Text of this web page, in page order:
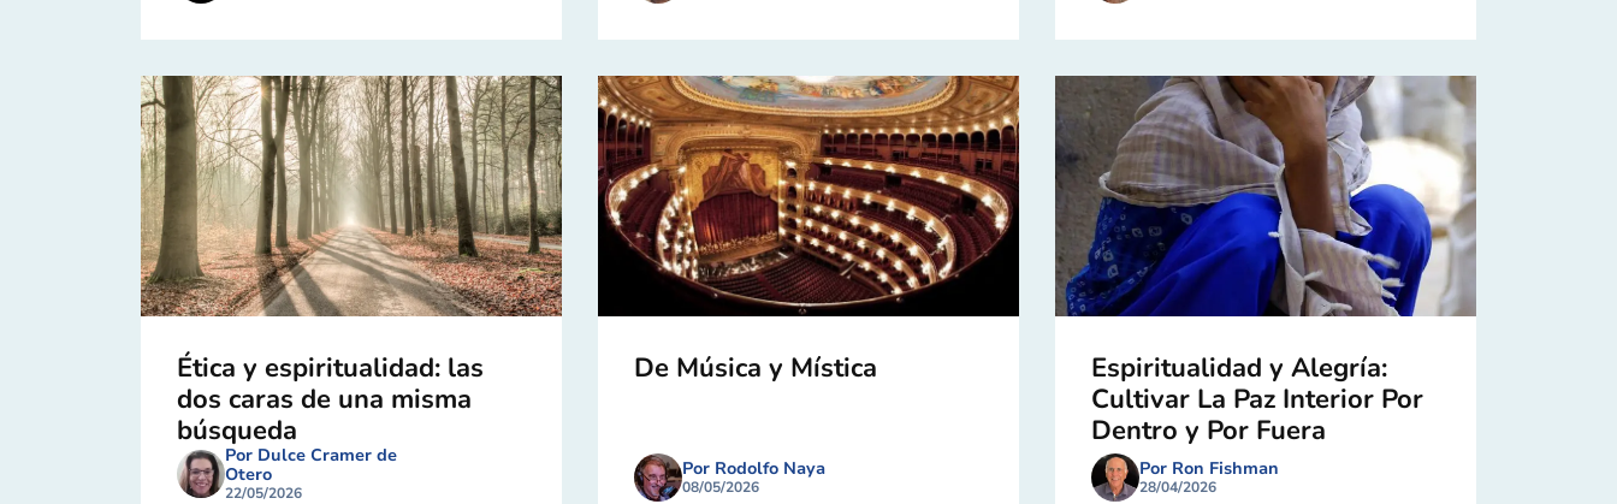
Ética y espiritualidad: las
dos caras de una misma
búsqueda
Por Dulce Cramer de
Otero
22/05/2026
De Música y Mística
Por Rodolfo Naya
08/05/2026
Espiritualidad y Alegría:
Cultivar La Paz Interior Por
Dentro y Por Fuera
Por Ron Fishman
28/04/2026